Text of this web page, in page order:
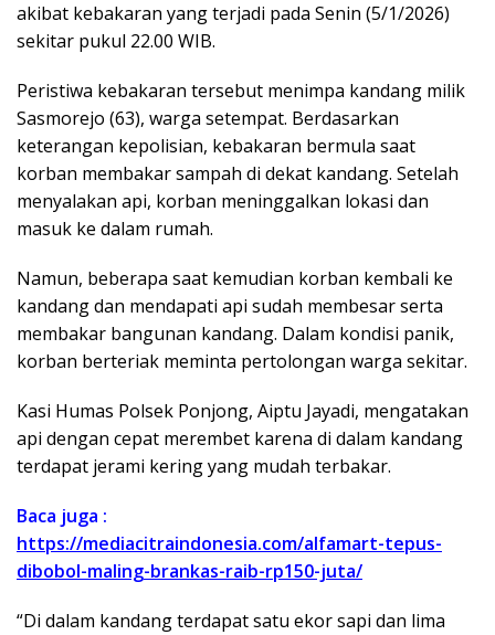
akibat kebakaran yang terjadi pada Senin (5/1/2026)
sekitar pukul 22.00 WIB.
Peristiwa kebakaran tersebut menimpa kandang milik
Sasmorejo (63), warga setempat. Berdasarkan
keterangan kepolisian, kebakaran bermula saat
korban membakar sampah di dekat kandang. Setelah
menyalakan api, korban meninggalkan lokasi dan
masuk ke dalam rumah.
Namun, beberapa saat kemudian korban kembali ke
kandang dan mendapati api sudah membesar serta
membakar bangunan kandang. Dalam kondisi panik,
korban berteriak meminta pertolongan warga sekitar.
Kasi Humas Polsek Ponjong, Aiptu Jayadi, mengatakan
api dengan cepat merembet karena di dalam kandang
terdapat jerami kering yang mudah terbakar.
Baca juga :
https://mediacitraindonesia.com/alfamart-tepus-
dibobol-maling-brankas-raib-rp150-juta/
“Di dalam kandang terdapat satu ekor sapi dan lima